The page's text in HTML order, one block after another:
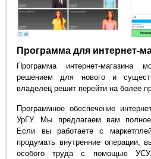
Программа для интернет-
Программа интернет-магазина
решением для нового и
владелец решит перейти на более
Программное обеспечение
УрГУ. Мы предлагаем вам полное
Если вы работаете с
продумать внутренние операции,
особого труда с помощью УСУ.